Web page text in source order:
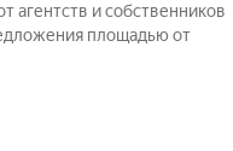
агентств и собственников
площадью от